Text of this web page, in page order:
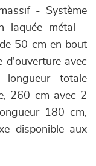
- Système
laquée métal -
50 cm en bout
d'ouverture avec
totale
260 cm avec 2
180 cm,
disponible aux